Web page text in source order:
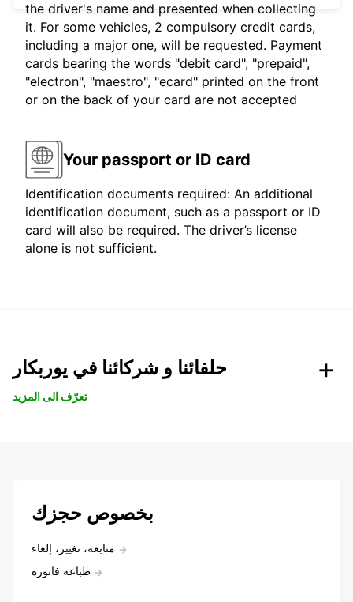
the driver's name and presented when collecting
it. For some vehicles, 2 compulsory credit cards,
including a major one, will be requested. Payment
cards bearing the words "debit card", "prepaid",
"electron", "maestro", "ecard" printed on the front
or on the back of your card are not accepted
Your passport or ID card
Identification documents required: An additional
identification document, such as a passport or ID
card will also be required. The driver’s license
alone is not sufficient.
حلفائنا و شركائنا في يوربكار
تعرّف الى المزيد
بخصوص حجزك
متابعة، تغيير، إلغاء
طباعة فاتورة